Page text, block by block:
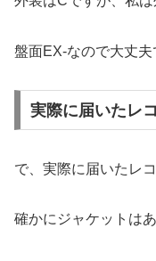
盤面EX-なので大丈夫
実際に届いたレ
で、実際に届いたレ
確かにジャケットは